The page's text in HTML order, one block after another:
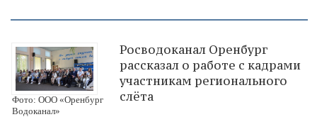
Фото: ООО «Оренбург
Водоканал»
Росводоканал Оренбург
рассказал о работе с кадрами
участникам регионального
слёта